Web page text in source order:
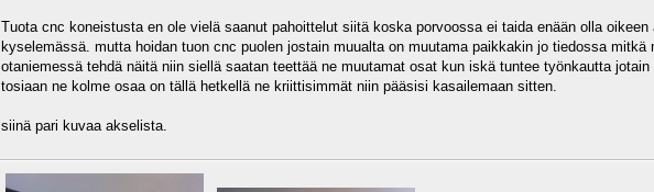
Tuota cnc koneistusta en ole vielä saanut pahoittelut siitä koska porvoossa ei taida enään olla
kyselemässä. mutta hoidan tuon cnc puolen jostain muualta on muutama paikkakin jo tiedossa
otaniemessä tehdä näitä niin siellä saatan teettää ne muutamat osat kun iskä tuntee työnkautta
tosiaan ne kolme osaa on tällä hetkellä ne kriittisimmät niin pääsisi kasailemaan sitten.
siinä pari kuvaa akselista.